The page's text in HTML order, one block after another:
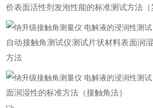
价表面活性剂发泡性能的标准测试方法（
自动接触角测试仪测试片状材料表面润
方法
面润湿性的标准方法（接触角法）